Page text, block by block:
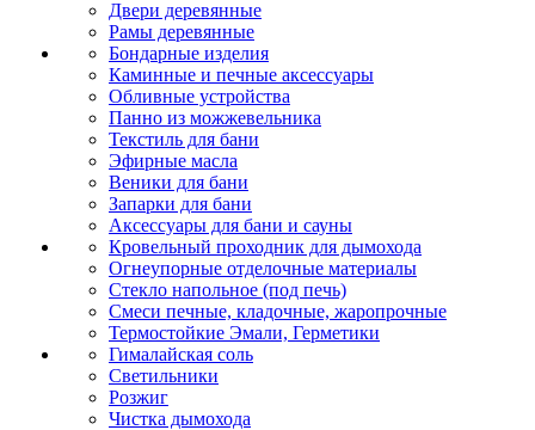
Двери деревянные
Рамы деревянные
Бондарные изделия
Каминные и печные аксессуары
Обливные устройства
Панно из можжевельника
Текстиль для бани
Эфирные масла
Веники для бани
Запарки для бани
Аксессуары для бани и сауны
Кровельный проходник для дымохода
Огнеупорные отделочные материалы
Стекло напольное (под печь)
Смеси печные, кладочные, жаропрочные
Термостойкие Эмали, Герметики
Гималайская соль
Светильники
Розжиг
Чистка дымохода